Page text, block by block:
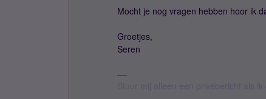
Mocht je nog vragen hebben hoor ik
Groetjes,
Seren